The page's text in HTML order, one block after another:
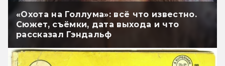
«Охота на Голлума»: всё что известно.
Сюжет, съёмки, дата выхода и что
рассказал Гэндальф